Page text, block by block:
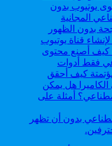
بدون أن تظهر